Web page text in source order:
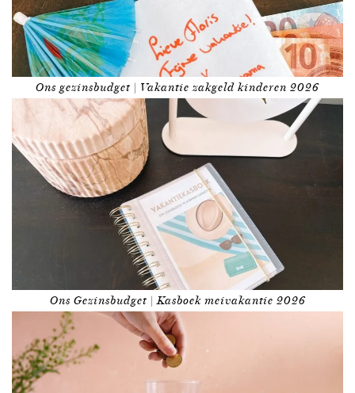
Ons gezinsbudget | Vakantie zakgeld kinderen 2026
Ons Gezinsbudget | Kasboek meivakantie 2026